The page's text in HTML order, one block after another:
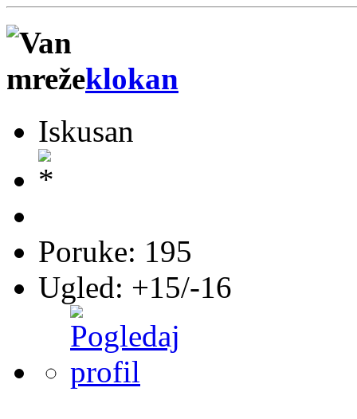
klokan
Iskusan
Poruke: 195
Ugled: +15/-16